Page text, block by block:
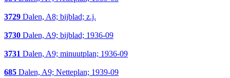
3729 Dalen, A8; bijblad; z.j.
3730 Dalen, A9; bijblad; 1936-09
3731 Dalen, A9; minuutplan; 1936-09
685 Dalen, A9; Netteplan; 1939-09